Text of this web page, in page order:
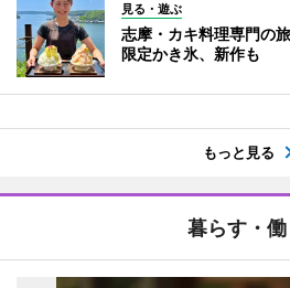
見る・遊ぶ
志摩・カキ料理専門の
限定かき氷、新作も
もっと見る
暮らす・働